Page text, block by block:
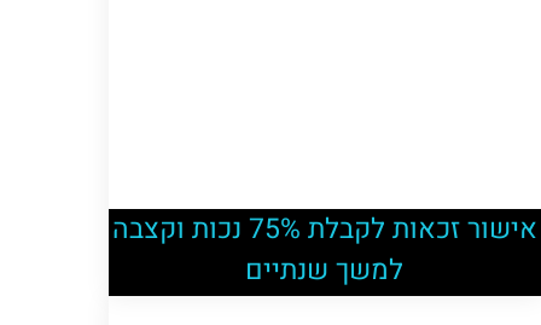
אישור זכאות לקבלת 75% נכות וקצבה
למשך שנתיים